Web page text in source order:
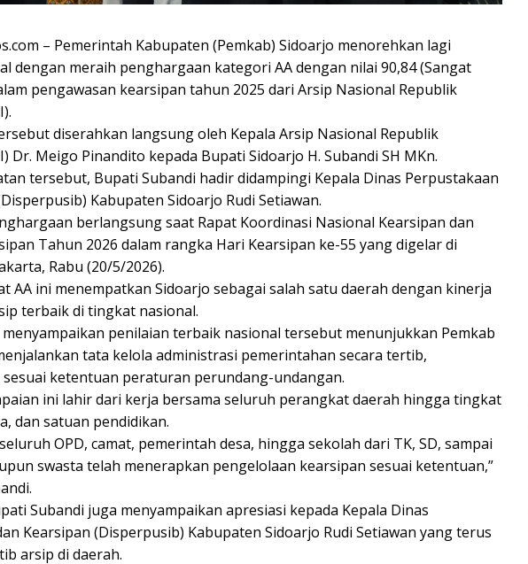
– Pemerintah Kabupaten (Pemkab) Sidoarjo menorehkan lagi
dengan meraih penghargaan kategori AA dengan nilai 90,84 (Sangat
pengawasan kearsipan tahun 2025 dari Arsip Nasional Republik
diserahkan langsung oleh Kepala Arsip Nasional Republik
Dr. Meigo Pinandito kepada Bupati Sidoarjo H. Subandi SH MKn.
tersebut, Bupati Subandi hadir didampingi Kepala Dinas Perpustakaan
Kabupaten Sidoarjo Rudi Setiawan.
berlangsung saat Rapat Koordinasi Nasional Kearsipan dan
Tahun 2026 dalam rangka Hari Kearsipan ke-55 yang digelar di
Rabu (20/5/2026).
AA ini menempatkan Sidoarjo sebagai salah satu daerah dengan kinerja
terbaik di tingkat nasional.
penilaian terbaik nasional tersebut menunjukkan Pemkab
tata kelola administrasi pemerintahan secara tertib,
ketentuan peraturan perundang-undangan.
ini lahir dari kerja bersama seluruh perangkat daerah hingga tingkat
dan satuan pendidikan.
OPD, camat, pemerintah desa, hingga sekolah dari TK, SD, sampai
swasta telah menerapkan pengelolaan kearsipan sesuai ketentuan,”
Subandi juga menyampaikan apresiasi kepada Kepala Dinas
Kearsipan (Disperpusib) Kabupaten Sidoarjo Rudi Setiawan yang terus
arsip di daerah.